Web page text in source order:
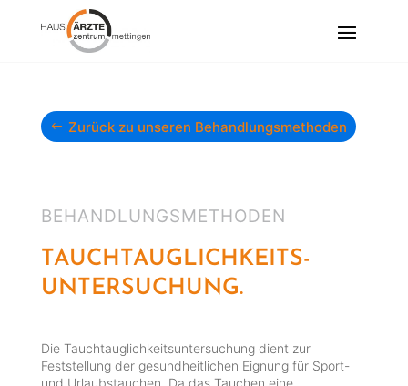
Zurück zu unseren Behandlungsmethoden
BEHANDLUNGSMETHODEN
TAUCHTAUGLICHKEITS-
UNTERSUCHUNG.
Die Tauchtauglichkeitsuntersuchung dient zur
Feststellung der gesundheitlichen Eignung für Sport-